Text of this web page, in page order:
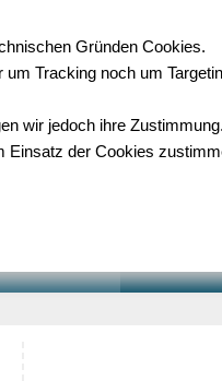
Gründen Cookies.
Tracking noch um
wir jedoch ihre
Einsatz der Cookies